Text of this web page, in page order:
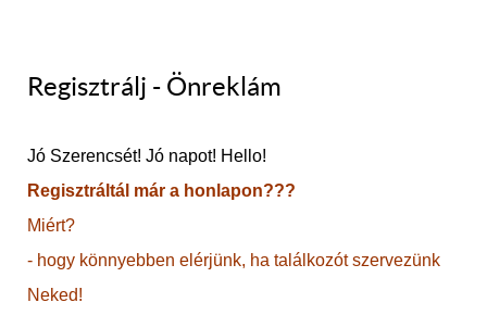
Regisztrálj - Önreklám
Jó Szerencsét! Jó napot! Hello!
Regisztráltál már a honlapon???
Miért?
- hogy könnyebben elérjünk, ha találkozót szervezünk
Neked!